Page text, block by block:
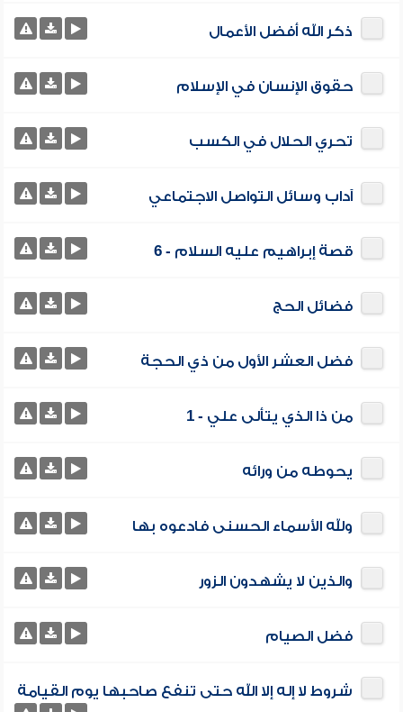
ذكر الله أفضل الأعمال
حقوق الإنسان في الإسلام
تحري الحلال في الكسب
آداب وسائل التواصل الاجتماعي
قصة إبراهيم عليه السلام - 6
فضائل الحج
فضل العشر الأول من ذي الحجة
من ذا الذي يتألى علي - 1
يحوطه من ورائه
ولله الأسماء الحسنى فادعوه بها
والذين لا يشهدون الزور
فضل الصيام
شروط لا إله إلا الله حتى تنفع صاحبها يوم القيامة